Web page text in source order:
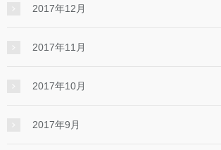
2017年12月
2017年11月
2017年10月
2017年9月